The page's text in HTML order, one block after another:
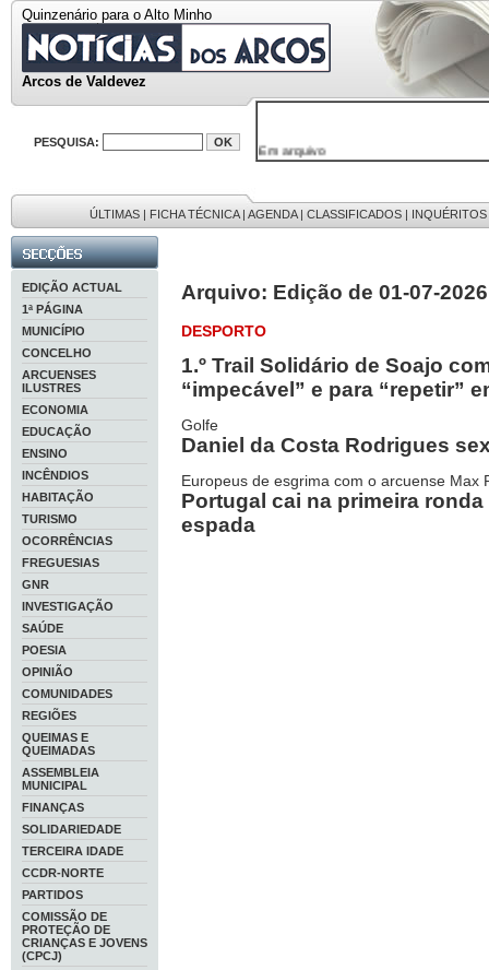
Quinzenário para o Alto Minho
Arcos de Valdevez
PESQUISA: Em arquivo
32646 notícias
9886 mensagens
201 registos
ÚLTIMAS | FICHA TÉCNICA| AGENDA| CLASSIFICADOS | INQUÉRITOS
EDIÇÃO ACTUAL
1ª PÁGINA
MUNICÍPIO
CONCELHO
ARCUENSES
ILUSTRES
ECONOMIA
EDUCAÇÃO
ENSINO
INCÊNDIOS
HABITAÇÃO
TURISMO
OCORRÊNCIAS
FREGUESIAS
GNR
INVESTIGAÇÃO
SAÚDE
POESIA
OPINIÃO
COMUNIDADES
REGIÕES
QUEIMAS E
QUEIMADAS
ASSEMBLEIA
MUNICIPAL
FINANÇAS
SOLIDARIEDADE
TERCEIRA IDADE
CCDR-NORTE
PARTIDOS
COMISSÃO DE
PROTEÇÃO DE
CRIANÇAS E JOVENS
(CPCJ)
Arquivo: Edição de 01-07-2026
DESPORTO
1.º Trail Solidário de Soajo
“impecável” e para “repetir”
Golfe
Daniel da Costa Rodrigues
Europeus de esgrima com o arcuense Max
Portugal cai na primeira
espada